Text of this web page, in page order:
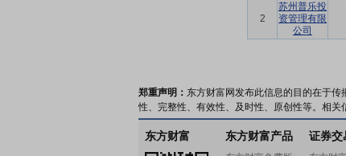
2
苏州普乐投
资管理有限
公司
郑重声明： 东方财富网发布此信息的目的在于
性、完整性、有效性、及时性、原创性等。相关
东方财富 东方财富产品 证券交